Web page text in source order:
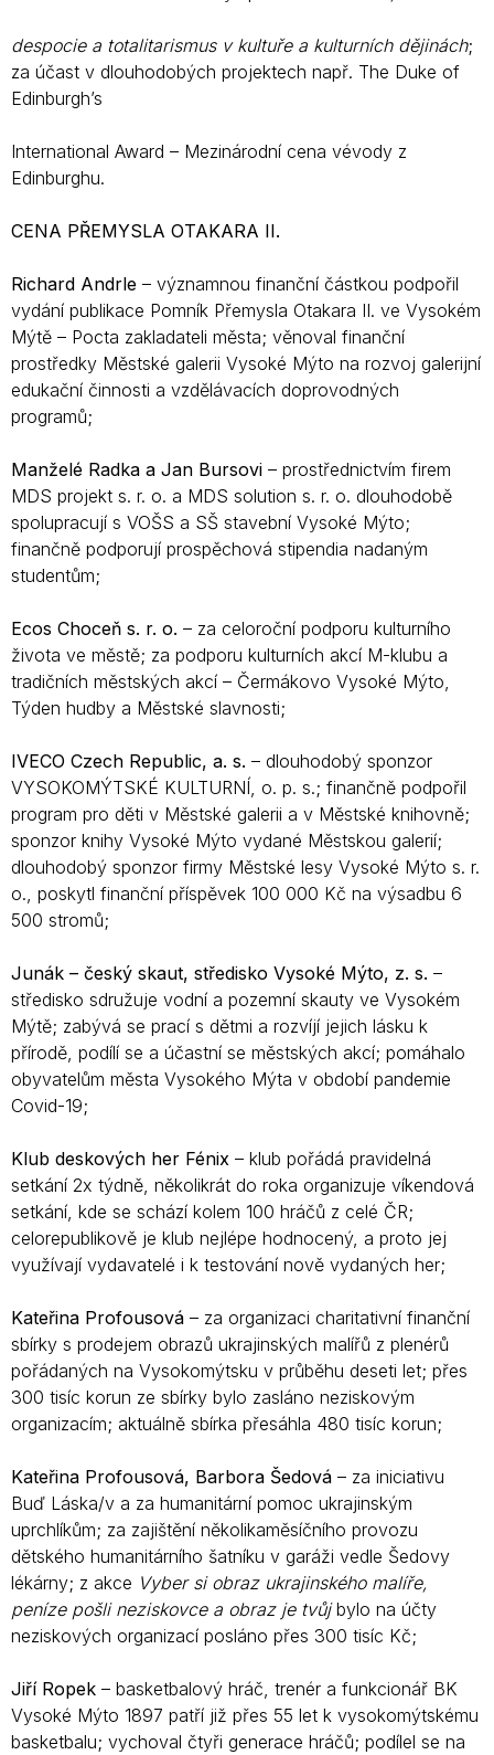
despocie a totalitarismus v kultuře a kulturních dějinách;
za účast v dlouhodobých projektech např. The Duke of
Edinburgh’s
International Award – Mezinárodní cena vévody z
Edinburghu.
CENA PŘEMYSLA OTAKARA II.
Richard Andrle – významnou finanční částkou podpořil
vydání publikace Pomník Přemysla Otakara II. ve Vysokém
Mýtě – Pocta zakladateli města; věnoval finanční
prostředky Městské galerii Vysoké Mýto na rozvoj galerijní
edukační činnosti a vzdělávacích doprovodných
programů;
Manželé Radka a Jan Bursovi – prostřednictvím firem
MDS projekt s. r. o. a MDS solution s. r. o. dlouhodobě
spolupracují s VOŠS a SŠ stavební Vysoké Mýto;
finančně podporují prospěchová stipendia nadaným
studentům;
Ecos Choceň s. r. o. – za celoroční podporu kulturního
života ve městě; za podporu kulturních akcí M-klubu a
tradičních městských akcí – Čermákovo Vysoké Mýto,
Týden hudby a Městské slavnosti;
IVECO Czech Republic, a. s. – dlouhodobý sponzor
VYSOKOMÝTSKÉ KULTURNÍ, o. p. s.; finančně podpořil
program pro děti v Městské galerii a v Městské knihovně;
sponzor knihy Vysoké Mýto vydané Městskou galerií;
dlouhodobý sponzor firmy Městské lesy Vysoké Mýto s. r.
o., poskytl finanční příspěvek 100 000 Kč na výsadbu 6
500 stromů;
Junák – český skaut, středisko Vysoké Mýto, z. s. –
středisko sdružuje vodní a pozemní skauty ve Vysokém
Mýtě; zabývá se prací s dětmi a rozvíjí jejich lásku k
přírodě, podílí se a účastní se městských akcí; pomáhalo
obyvatelům města Vysokého Mýta v období pandemie
Covid-19;
Klub deskových her Fénix – klub pořádá pravidelná
setkání 2x týdně, několikrát do roka organizuje víkendová
setkání, kde se schází kolem 100 hráčů z celé ČR;
celorepublikově je klub nejlépe hodnocený, a proto jej
využívají vydavatelé i k testování nově vydaných her;
Kateřina Profousová – za organizaci charitativní finanční
sbírky s prodejem obrazů ukrajinských malířů z plenérů
pořádaných na Vysokomýtsku v průběhu deseti let; přes
300 tisíc korun ze sbírky bylo zasláno neziskovým
organizacím; aktuálně sbírka přesáhla 480 tisíc korun;
Kateřina Profousová, Barbora Šedová – za iniciativu
Buď Láska/v a za humanitární pomoc ukrajinským
uprchlíkům; za zajištění několikaměsíčního provozu
dětského humanitárního šatníku v garáži vedle Šedovy
lékárny; z akce Vyber si obraz ukrajinského malíře,
peníze pošli neziskovce a obraz je tvůjbylo na účty
neziskových organizací posláno přes 300 tisíc Kč;
Jiří Ropek – basketbalový hráč, trenér a funkcionář BK
Vysoké Mýto 1897 patří již přes 55 let k vysokomýtskému
basketbalu; vychoval čtyři generace hráčů; podílel se na